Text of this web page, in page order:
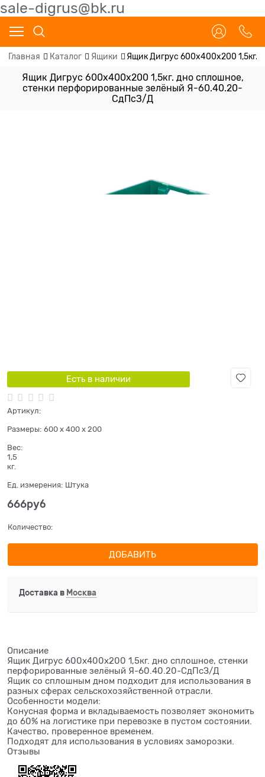
sale-digrus@bk.ru
Главная Каталог Ящики Ящик Дигрус 600х400х200
Ящик Дигрус 600х400х200 1,5кг. дно сплошное,
стенки перфорированные зелёный Я-60.40.20-
СдПсЗ/Д
Есть в наличии
Артикул:
Размеры: 600 x 400 x 200
Вес:
1,5
кг.
Ед. измерения: Штука
666руб
Количество:
ДОБАВИТЬ
Доставка в Москва
Описание
Ящик Дигрус 600х400х200 1,5кг. дно сплошное, стенки
перфорированные зелёный Я-60.40.20-СдПсЗ/Д
Ящик со сплошным дном подходит для использования в
разных сферах сельскохозяйственной отрасли.
Особенности модели:
Конусная форма и вкладываемость позволяет экономить
до 60% на логистике при перевозке в пустом состоянии.
Качество, проверенное временем.
Подходят для использования в условиях заморозки.
Отзывы